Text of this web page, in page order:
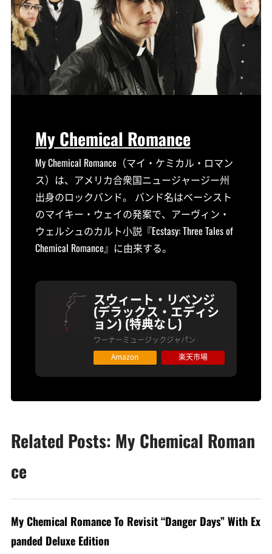
My Chemical Romance
My Chemical Romance（マイ・ケミカル・ロマン
ス）は、アメリカ合衆国ニュージャージー州
出身のロックバンド。 バンド名はベーシスト
のマイキー・ウェイの発案で、アーヴィン・
ウェルシュのカルト小説『Ecstasy: Three Tales of
Chemical Romance』に由来する。
スウィート・リベンジ
(デラックス・エディシ
ョン) (特典なし)
ワーナーミュージックジャパン
Amazon 楽天市場
Related Posts: My Chemical Roman
ce
My Chemical Romance To Revisit “Danger Days” With Ex
panded Deluxe Edition